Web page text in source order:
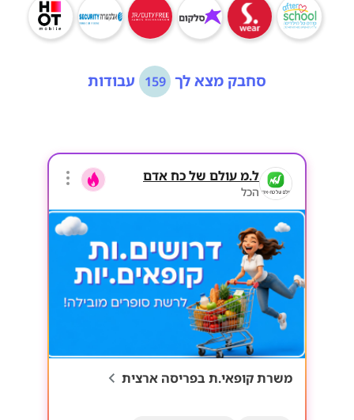
סחבק מצא לך 159 עבודות
ל.מ עולם של כח אדם
הכל
משרת קופאי.ת בפריסה ארצית